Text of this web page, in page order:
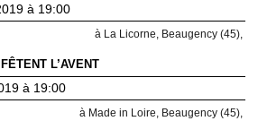
à 19:00
à La Licorne, Beaugency (45),
L’AVENT
à 19:00
à Made in Loire, Beaugency (45),